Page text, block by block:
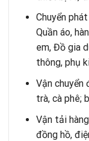
Chuyển
Quần áo,
em, Đồ gia
thông, phụ
Vận chuyển
trà, cà phê;
Vận tải
đồng hồ,